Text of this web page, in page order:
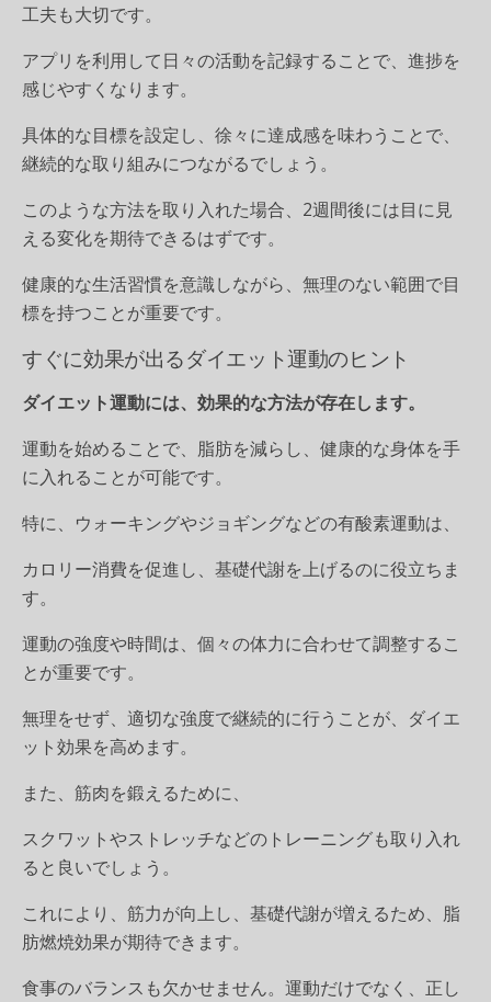
工夫も大切です。
アプリを利用して日々の活動を記録することで、進捗を
感じやすくなります。
具体的な目標を設定し、徐々に達成感を味わうことで、
継続的な取り組みにつながるでしょう。
このような方法を取り入れた場合、2週間後には目に見
える変化を期待できるはずです。
健康的な生活習慣を意識しながら、無理のない範囲で目
標を持つことが重要です。
すぐに効果が出るダイエット運動のヒント
ダイエット運動には、効果的な方法が存在します。
運動を始めることで、脂肪を減らし、健康的な身体を手
に入れることが可能です。
特に、ウォーキングやジョギングなどの有酸素運動は、
カロリー消費を促進し、基礎代謝を上げるのに役立ちま
す。
運動の強度や時間は、個々の体力に合わせて調整するこ
とが重要です。
無理をせず、適切な強度で継続的に行うことが、ダイエ
ット効果を高めます。
また、筋肉を鍛えるために、
スクワットやストレッチなどのトレーニングも取り入れ
ると良いでしょう。
これにより、筋力が向上し、基礎代謝が増えるため、脂
肪燃焼効果が期待できます。
食事のバランスも欠かせません。運動だけでなく、正し